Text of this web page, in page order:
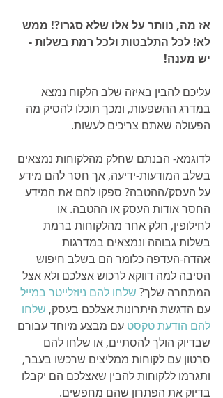
אז מה, נוותר על אלו שלא סגרו?! ממש
לא! לכל התלבטות ולכל רמת בשלות -
יש מענה!
עליכם להבין באיזה שלב הלקוח נמצא
במדרג ההשפעות, ומכך תוכלו להסיק מה
הפעולה שאתם צריכים לעשות.
לדוגמא- הבנתם שחלק מהלקוחות נמצאים
בשלב המודעות-ידיעה, אך חסר להם מידע
על העסק/ההטבה? ספקו להם את המידע
החסר אודות העסק או ההטבה. או
לחילופין, חלק אחר מהלקוחות ברמת
בשלות גבוהה ונמצאים במדרגות
אהדה-העדפה כלומר הם בשלב חיפוש
הסיבה למה דווקא לרכוש אצלכם ולא אצל
המתחרה שלך? שלחו להם ניוזלייטר במייל
עם הדגשת היתרונות אצלכם בעסק, שלחו
להם הודעת טקסט עם מבצע מיוחד עבורם
שבדיוק הולך להסתיים, או שלחו להם
סרטון עם לקוחות ממליצים שרכשו בעבר,
ותגרמו ללקוחות להבין שאצלכם הם יקבלו
בדיוק את הפתרון שהם מחפשים.